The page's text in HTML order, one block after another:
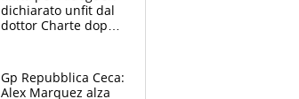
dichiarato unfit dal
dottor Charte dopo
Gp Repubblica Ceca:
Alex Marquez alza